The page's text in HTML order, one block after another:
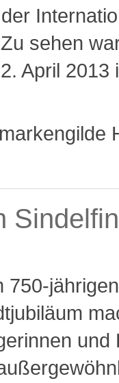
sehen
April 2013
750-jährigen
und